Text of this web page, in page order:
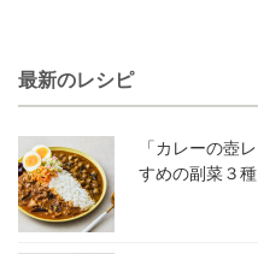
最新のレシピ
「カレーの壺
すめの副菜３種